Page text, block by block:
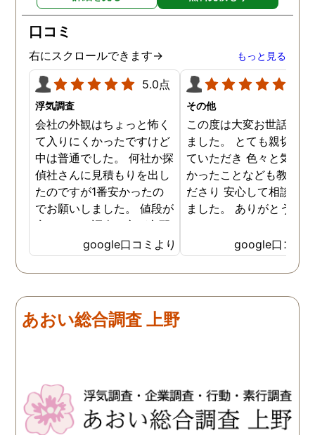
り迅速に弁護士に関するア
ドバイスを頂き繋いで下さ
った事、本当に感謝してい
ます。
口コミ
右にスクロールできます→ もっと見る
5.0点
浮気調査
会社の外観はちょっと怖く
て入りにくかったですけど
中は普通でした。 何社か探
偵社さんに見積もりを出し
たのですが1番安かったの
でお願いしました。 値段が
安いので、調査の方が心配
でしたがしっかり浮気の証
拠を押さえて頂けました。
ありがとう御座いました。
探偵に頼む事のない人生を
歩みますね(笑)
google口コミより
その他
この度は大変お世話にな
ました。 とても親切に
ていただき 色々と気付
かったことなども教えて
ださり 安心して相談が
ました。 ありがとうご
google口コミ
あおい総合調査 上野